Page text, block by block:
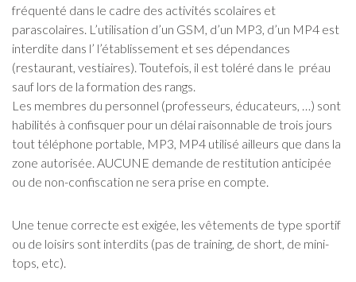
fréquenté dans le cadre des activités scolaires et
parascolaires. L’utilisation d’un GSM, d’un MP3, d’un MP4 est
interdite dans l’ l’établissement et ses dépendances
(restaurant, vestiaires). Toutefois, il est toléré dans le préau
sauf lors de la formation des rangs.
Les membres du personnel (professeurs, éducateurs, …) sont
habilités à confisquer pour un délai raisonnable de trois jours
tout téléphone portable, MP3, MP4 utilisé ailleurs que dans la
zone autorisée. AUCUNE demande de restitution anticipée
ou de non-confiscation ne sera prise en compte.
Une tenue correcte est exigée, les vêtements de type sportif
ou de loisirs sont interdits (pas de training, de short, de mini-
tops, etc).